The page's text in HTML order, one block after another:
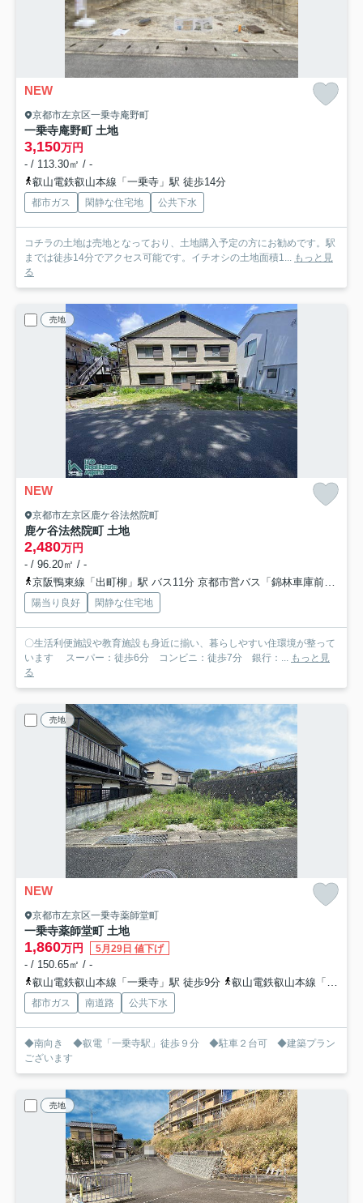
NEW
京都市左京区一乗寺庵野町
一乗寺庵野町 土地
3,150万円
- / 113.30㎡ / -
叡山電鉄叡山本線「一乗寺」駅 徒歩14分
都市ガス 閑静な住宅地 公共下水
コチラの土地は売地となっており、土地購入予定の方にお勧めです。駅
までは徒歩14分でアクセス可能です。イチオシの土地面積1... もっと見
る
売地
NEW
京都市左京区鹿ケ谷法然院町
鹿ケ谷法然院町 土地
2,480万円
- / 96.20㎡ / -
京阪鴨東線「出町柳」駅 バス11分 京都市営バス「錦林車庫前」 停歩7分
陽当り良好 閑静な住宅地
〇生活利便施設や教育施設も身近に揃い、暮らしやすい住環境が整って
います スーパー：徒歩6分 コンビニ：徒歩7分 銀行：... もっと見
る
売地
NEW
京都市左京区一乗寺薬師堂町
一乗寺薬師堂町 土地
1,860万円 5月29日 値下げ
- / 150.65㎡ / -
叡山電鉄叡山本線「一乗寺」駅 徒歩9分
叡山電鉄叡山本線「修学院」駅 徒歩14分
都市ガス 南道路 公共下水
◆南向き ◆叡電「一乗寺駅」徒歩９分 ◆駐車２台可 ◆建築プラン
ございます
売地